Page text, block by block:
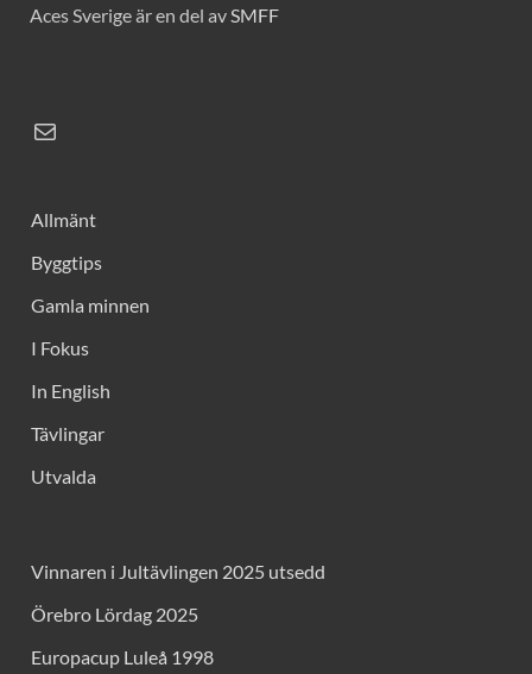
Aces Sverige är en del avSMFF
Allmänt
Byggtips
Gamla minnen
I Fokus
In English
Tävlingar
Utvalda
Vinnaren i Jultävlingen 2025 utsedd
Örebro Lördag 2025
Europacup Luleå 1998